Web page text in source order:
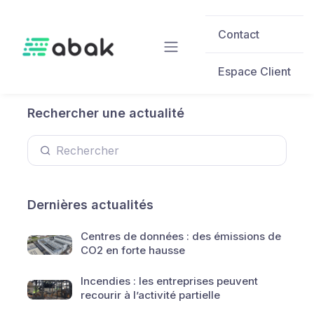
Contact
Espace Client
Rechercher une actualité
Dernières actualités
Centres de données : des émissions de
CO2 en forte hausse
Incendies : les entreprises peuvent
recourir à l’activité partielle